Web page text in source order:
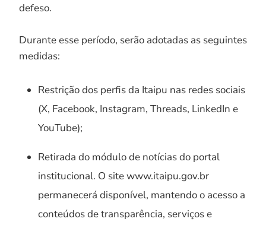
defeso.
Durante esse período, serão adotadas as seguintes
medidas:
Restrição dos perfis da Itaipu nas redes sociais
(X, Facebook, Instagram, Threads, LinkedIn e
YouTube);
Retirada do módulo de notícias do portal
institucional. O site www.itaipu.gov.br
permanecerá disponível, mantendo o acesso a
conteúdos de transparência, serviços e